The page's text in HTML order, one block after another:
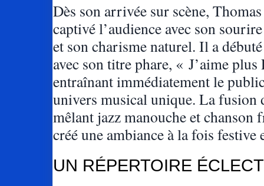
Dès son arrivée sur scène,
captivé l’audience avec son
et son charisme naturel. Il a
avec son titre phare, « J’aime plus
entraînant immédiatement le
univers musical unique. La fusion
mêlant jazz manouche et chanson
créé une ambiance à la fois festive
UN RÉPERTOIRE